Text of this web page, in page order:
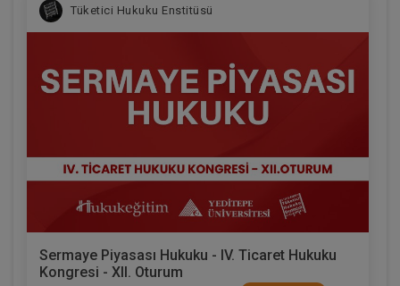
Tüketici Hukuku Enstitüsü
Sermaye Piyasası Hukuku - IV. Ticaret Hukuku
Kongresi - XII. Oturum